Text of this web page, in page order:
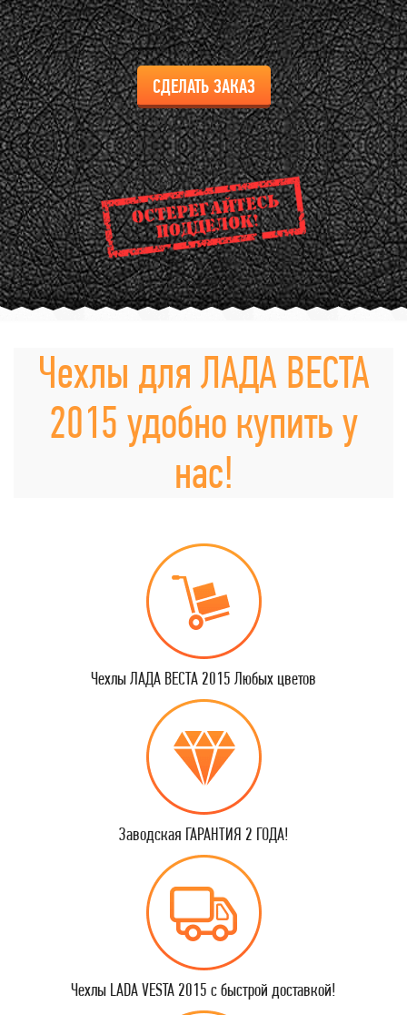
СДЕЛАТЬ ЗАКАЗ
Чехлы для ЛАДА ВЕСТА
2015 удобно купить у
нас!
Чехлы ЛАДА ВЕСТА 2015 Любых цветов
Заводская ГАРАНТИЯ 2 ГОДА!
Чехлы LADA VESTA 2015 с быстрой доставкой!